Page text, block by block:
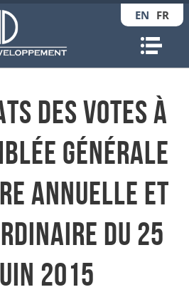
EN FR
des votes à
Générale
Annuelle et
du 25
2015